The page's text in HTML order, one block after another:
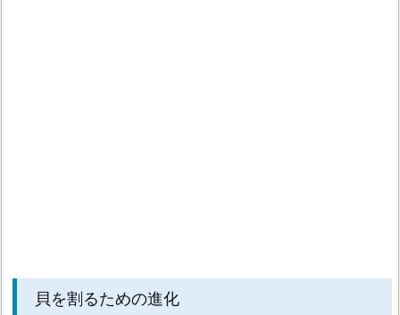
貝を割るための進化